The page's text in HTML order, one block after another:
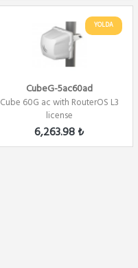
YOLDA
CubeG-5ac60ad
Cube 60G ac with RouterOS L3
license
6,263.98 ₺